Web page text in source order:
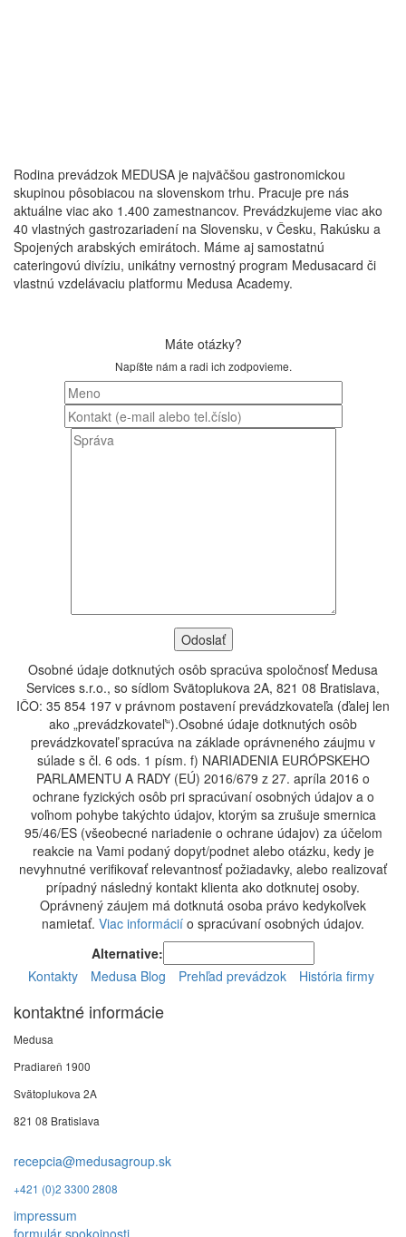
Rodina prevádzok MEDUSA je najväčšou gastronomickou
skupinou pôsobiacou na slovenskom trhu. Pracuje pre nás
aktuálne viac ako 1.400 zamestnancov. Prevádzkujeme viac ako
40 vlastných gastrozariadení na Slovensku, v Česku, Rakúsku a
Spojených arabských emirátoch. Máme aj samostatnú
cateringovú divíziu, unikátny vernostný program Medusacard či
vlastnú vzdelávaciu platformu Medusa Academy.
Máte otázky?
Napíšte nám a radi ich zodpovieme.
Osobné údaje dotknutých osôb spracúva spoločnosť Medusa
Services s.r.o., so sídlom Svätoplukova 2A, 821 08 Bratislava,
IČO: 35 854 197 v právnom postavení prevádzkovateľa (ďalej len
ako „prevádzkovateľ“).Osobné údaje dotknutých osôb
prevádzkovateľ spracúva na základe oprávneného záujmu v
súlade s čl. 6 ods. 1 písm. f) NARIADENIA EURÓPSKEHO
PARLAMENTU A RADY (EÚ) 2016/679 z 27. apríla 2016 o
ochrane fyzických osôb pri spracúvaní osobných údajov a o
voľnom pohybe takýchto údajov, ktorým sa zrušuje smernica
95/46/ES (všeobecné nariadenie o ochrane údajov) za účelom
reakcie na Vami podaný dopyt/podnet alebo otázku, kedy je
nevyhnutné verifikovať relevantnosť požiadavky, alebo realizovať
prípadný následný kontakt klienta ako dotknutej osoby.
Oprávnený záujem má dotknutá osoba právo kedykoľvek
namietať. Viac informácií o spracúvaní osobných údajov.
Alternative:
Kontakty
Medusa Blog Prehľad prevádzok História firmy
kontaktné informácie
Medusa
Pradiareň 1900
Svätoplukova 2A
821 08 Bratislava
recepcia@medusagroup.sk
+421 (0)2 3300 2808
impressum
formulár spokojnosti